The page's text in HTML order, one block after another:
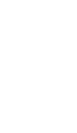
2024 dan
pihak bikin
sangat
yang
Apalagi
aksi